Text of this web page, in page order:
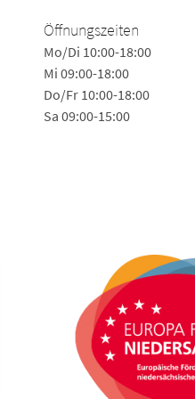
Öffnungszeiten
Mo/Di 10:00-18:00
Mi 09:00-18:00
Do/Fr 10:00-18:00
Sa 09:00-15:00